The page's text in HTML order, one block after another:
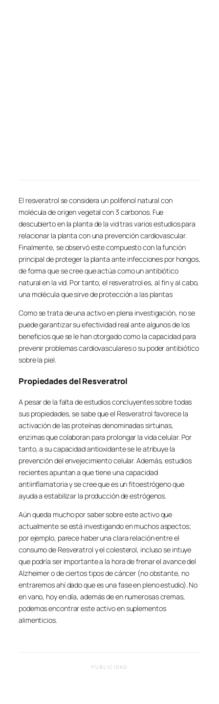
El resveratrol se considera un polifenol natural con
molécula de origen vegetal con 3 carbonos. Fue
descubierto en la planta de la vid tras varios estudios para
relacionar la planta con una prevención cardiovascular.
Finalmente, se observó este compuesto con la función
principal de proteger la planta ante infecciones por hongos,
de forma que se cree que actúa como un antibiótico
natural en la vid. Por tanto, el resveratrol es, al fin y al cabo,
una molécula que sirve de protección a las plantas
Como se trata de una activo en plena investigación, no se
puede garantizar su efectividad real ante algunos de los
beneficios que se le han otorgado como la capacidad para
prevenir problemas cardiovasculares o su poder antibiótico
sobre la piel.
Propiedades del Resveratrol
A pesar de la falta de estudios concluyentes sobre todas
sus propiedades, se sabe que el Resveratrol favorece la
activación de las proteínas denominadas sirtuinas,
enzimas que colaboran para prolongar la vida celular. Por
tanto, a su capacidad antioxidante se le atribuye la
prevención del envejecimiento celular. Además, estudios
recientes apuntan a que tiene una capacidad
antiinflamatoria y se cree que es un fitoestrógeno que
ayuda a estabilizar la producción de estrógenos.
Aún queda mucho por saber sobre este activo que
actualmente se está investigando en muchos aspectos;
por ejemplo, parece haber una clara relación entre el
consumo de Resveratrol y el colesterol, incluso se intuye
que podría ser importante a la hora de frenar el avance del
Alzheimer o de ciertos tipos de cáncer (no obstante, no
entraremos ahí dado que es una fase en pleno estudio). No
en vano, hoy en día, además de en numerosas cremas,
podemos encontrar este activo en suplementos
alimenticios.
PUBLICIDAD